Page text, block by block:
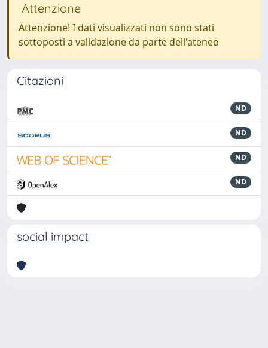
Attenzione
Attenzione! I dati visualizzati non sono stati
sottoposti a validazione da parte dell'ateneo
Citazioni
ND
ND
ND
ND
social impact